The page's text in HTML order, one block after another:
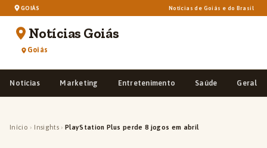
GOIÁS Notícias de Goiás e do Brasil
Notícias Goiás
Goiás
Notícias Marketing Entretenimento Saúde Geral
Início › Insights › PlayStation Plus perde 8 jogos em abril